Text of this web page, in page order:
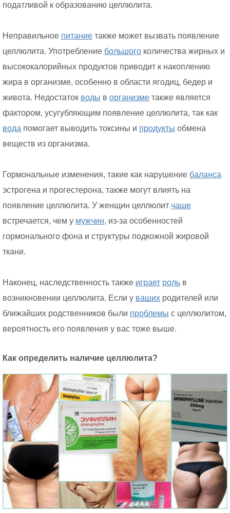
податливой к образованию целлюлита.
Неправильное питание также может вызвать появление
целлюлита. Употребление большого количества жирных и
высококалорийных продуктов приводит к накоплению
жира в организме, особенно в области ягодиц, бедер и
живота. Недостаток воды в организме также является
фактором, усугубляющим появление целлюлита, так как
вода помогает выводить токсины и продукты обмена
веществ из организма.
Гормональные изменения, такие как нарушение баланса
эстрогена и прогестерона, также могут влиять на
появление целлюлита. У женщин целлюлит чаще
встречается, чем у мужчин, из-за особенностей
гормонального фона и структуры подкожной жировой
ткани.
Наконец, наследственность также играет роль в
возникновении целлюлита. Если у ваших родителей или
ближайших родственников были проблемы с целлюлитом,
вероятность его появления у вас тоже выше.
Как определить наличие целлюлита?